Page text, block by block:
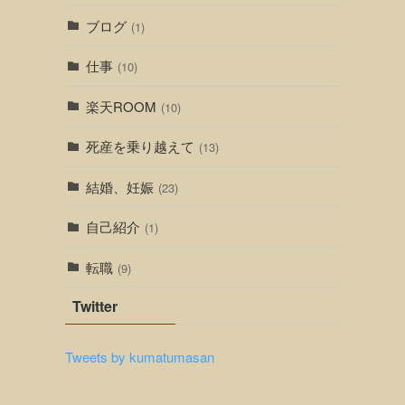
ブログ (1)
仕事 (10)
楽天ROOM (10)
死産を乗り越えて (13)
結婚、妊娠 (23)
自己紹介 (1)
転職 (9)
Twitter
Tweets by kumatumasan